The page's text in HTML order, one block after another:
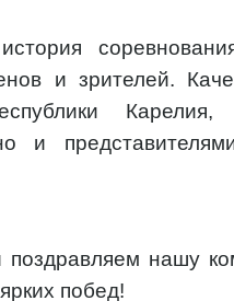
и зрителей.
и
нашу
побед!